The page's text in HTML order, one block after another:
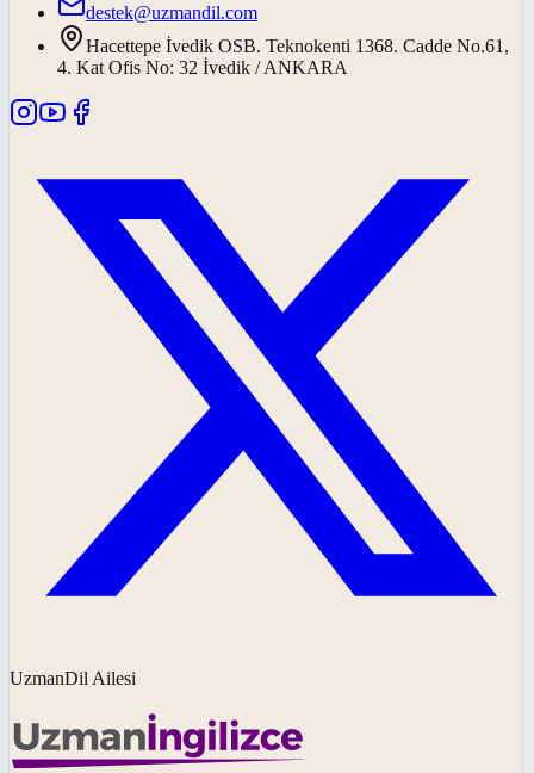
destek@uzmandil.com
Hacettepe İvedik OSB. Teknokenti 1368. Cadde No.61,
4. Kat Ofis No: 32 İvedik / ANKARA
UzmanDil Ailesi